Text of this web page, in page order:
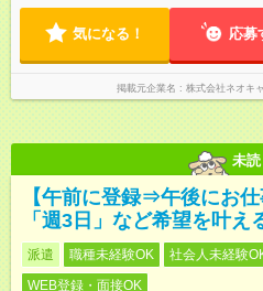
気になる！ 応募
掲載元企業名 株式会社ネオキ
未読
【午前に登録⇒午後にお仕
「週3日」など希望を叶え
派遣 職種未経験OK 社会人未経験
WEB登録・面接OK